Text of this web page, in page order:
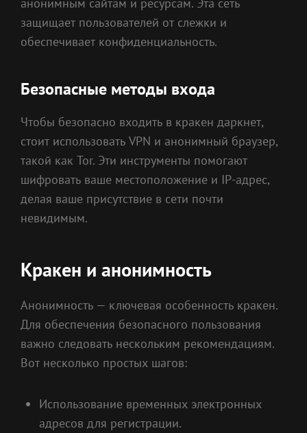
защищает пользователей от слежки и
обеспечивает конфиденциальность.
Безопасные методы входа
Чтобы безопасно входить в кракен даркнет,
стоит использовать VPN и анонимный браузер,
такой как Tor. Эти инструменты помогают
шифровать ваше местоположение и IP-адрес,
делая ваше присутствие в сети почти
невидимым.
Кракен и анонимность
Анонимность — ключевая особенность кракен.
Для обеспечения безопасного пользования
важно следовать нескольким рекомендациям.
Вот несколько простых шагов:
Использование временных электронных
адресов для регистрации.